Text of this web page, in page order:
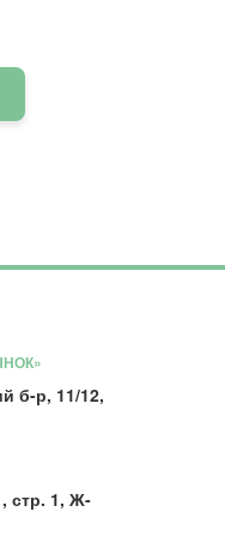
б-р, 11/12,
стр. 1, Ж-